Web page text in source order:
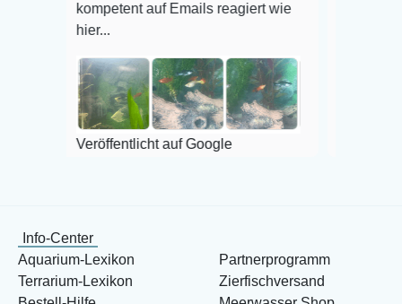
kompetent auf Emails reagiert wie
Veröffentlicht auf Google
Info-Center
Aquarium-Lexikon
Terrarium-Lexikon
Partnerprogramm
Zierfischversand